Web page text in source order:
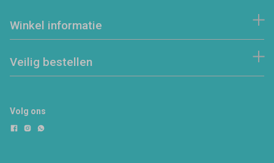
Winkel informatie
Veilig bestellen
Volg ons